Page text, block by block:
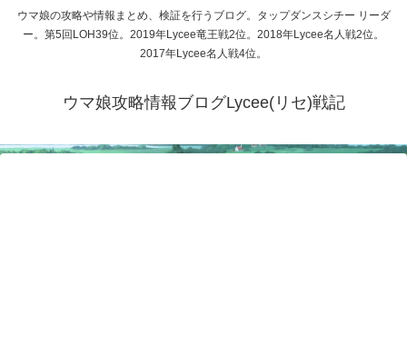
ウマ娘の攻略や情報まとめ、検証を行うブログ。タップダンスシチー リーダ
ー。第5回LOH39位。2019年Lycee竜王戦2位。2018年Lycee名人戦2位。
2017年Lycee名人戦4位。
ウマ娘攻略情報ブログLycee(リセ)戦記